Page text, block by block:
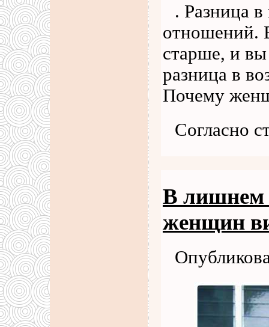
. Разница в
отношений.
старше, и вы
разница в
Почему
Согласно
В лишнем
женщин